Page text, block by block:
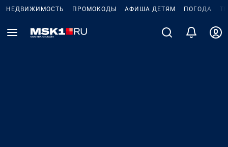
НЕДВИЖИМОСТЬ ПРОМОКОДЫ АФИША ДЕТЯМ ПОГОДА